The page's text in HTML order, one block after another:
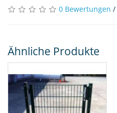
0 Bewertungen /
Ähnliche Produkte